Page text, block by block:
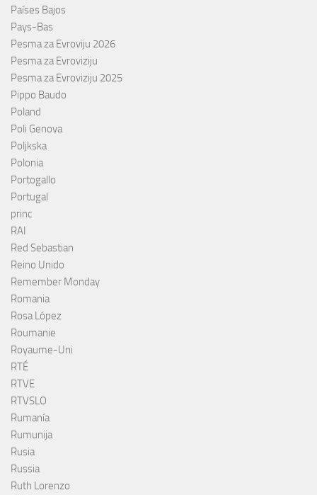
Países Bajos
Pays-Bas
Pesma za Evroviju 2026
Pesma za Evroviziju
Pesma za Evroviziju 2025
Pippo Baudo
Poland
Poli Genova
Poljkska
Polonia
Portogallo
Portugal
princ
RAI
Red Sebastian
Reino Unido
Remember Monday
Romania
Rosa López
Roumanie
Royaume-Uni
RTÉ
RTVE
RTVSLO
Rumanía
Rumunija
Rusia
Russia
Ruth Lorenzo